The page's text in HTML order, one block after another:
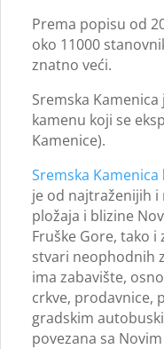
Prema popisu od
oko 11000
znatno veći.
Sremska
kamenu koji se
Kamenice).
Sremska Kamenica
je od najtraženijih i
pložaja i blizine
Fruške Gore, tako
stvari neophodnih
ima zabavište,
crkve, prodavnice,
gradskim
povezana sa